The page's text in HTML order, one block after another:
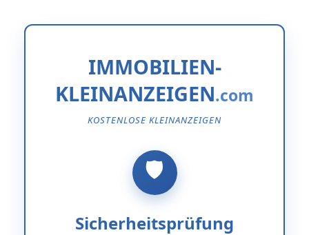
IMMOBILIEN-
KLEINANZEIGEN
KOSTENLOSE KLEINANZEIGEN
Sicherheitsprüfung